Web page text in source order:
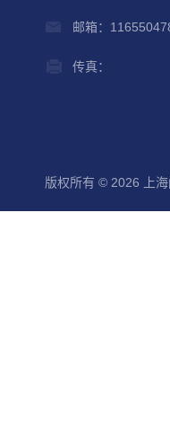
邮箱：
传真：
版权所有 © 2026 上